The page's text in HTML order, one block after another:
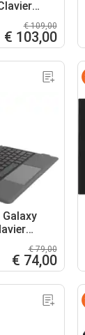
€ 109,00
€ 103,00
€ 79,00
€ 74,00